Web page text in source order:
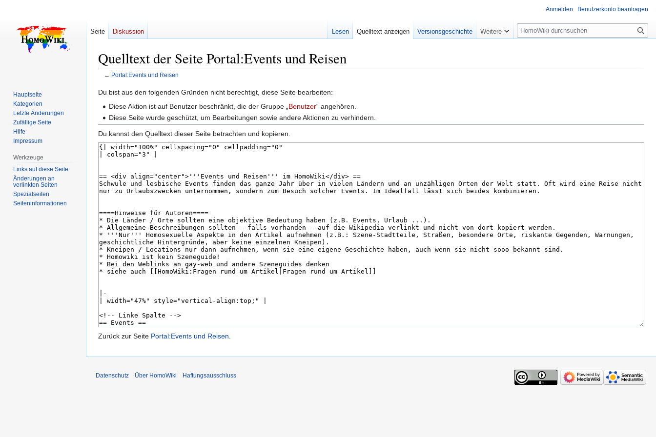
Quelltext der Seite Portal:Events und Reisen
← Portal:Events und Reisen
Zur
Navigation
Zur
Suche
Du bist aus den folgenden Gründen nicht berechtigt, diese Seite bearbeiten:
Diese Aktion ist auf Benutzer beschränkt, die der Gruppe „ Benutzer“ angehören.
Diese Seite wurde geschützt, um Bearbeitungen sowie andere Aktionen zu verhindern.
Du kannst den Quelltext dieser Seite betrachten und kopieren.
Zurück zur Seite Portal:Events und Reisen.
Anmelden Benutzerkonto beantragen
Seite Diskussion Lesen Quelltext anzeigen Versionsgeschichte Weitere
Suche
Hauptseite
Kategorien
Letzte Änderungen
Zufällige Seite
Hilfe
Impressum
Werkzeuge
Links auf diese Seite
Änderungen an
verlinkten Seiten
Spezialseiten
Seiten­­informationen
Datenschutz Über HomoWiki Haftungsausschluss